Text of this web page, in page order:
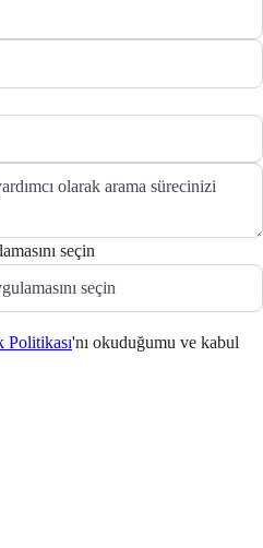
seçin
'nı okuduğumu ve kabul